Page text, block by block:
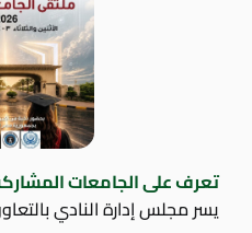
تعرف على الجامعات
يسر مجلس إدارة النادي